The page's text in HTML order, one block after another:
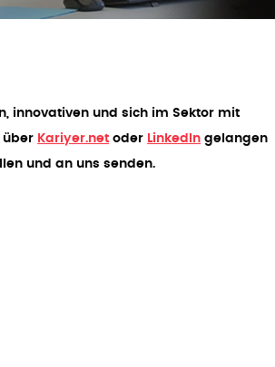
innovativen und sich im Sektor mit
über Kariyer.net oder LinkedIn gelangen
und an uns senden.